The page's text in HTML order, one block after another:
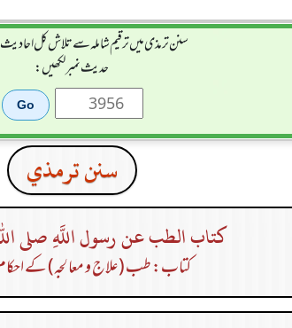
سنن ترمذی میں ترقیم شاملہ سے تلاش کل احادیث
حدیث نمبر لکھیں:
سنن ترمذي
كتاب الطب عن رسول اللَّهِ صلى
کتاب: طب (علاج و معالجہ) کے